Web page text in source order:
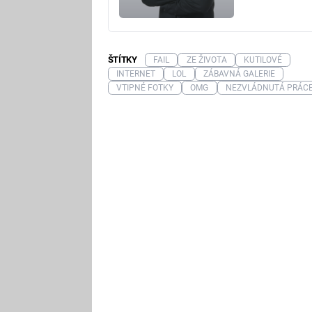
ŠTÍTKY FAIL ZE ŽIVOTA
KUTILOVÉ
INTERNET
LOL
ZÁBAVNÁ GALERIE
VTIPNÉ FOTKY
OMG NEZVLÁDNUTÁ